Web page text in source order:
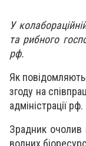
У
та рибного
рф.
Як повідомляють
згоду на
адміністрації рф.
Зрадник очолив